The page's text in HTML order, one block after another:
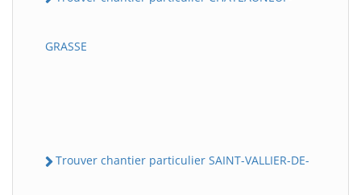
GRASSE
Trouver chantier particulier SAINT-VALLIER-DE-